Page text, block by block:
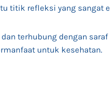
titik refleksi yang sangat
terhubung dengan saraf
untuk kesehatan.